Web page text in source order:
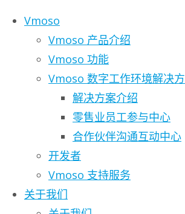
Skip to content
Vmoso
Vmoso 产品介绍
Vmoso 功能
Vmoso 数字工作环境解决
解决方案介绍
零售业员工参与中心
合作伙伴沟通互动中心
开发者
Vmoso 支持服务
关于我们